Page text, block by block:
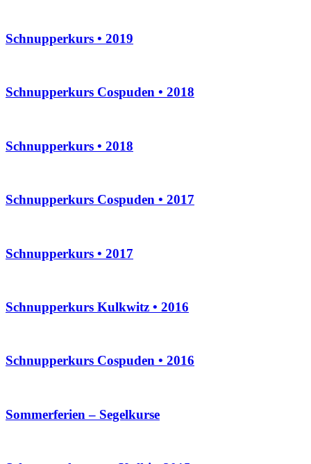
Schnupperkurs • 2019
Schnupperkurs Cospuden • 2018
Schnupperkurs • 2018
Schnupperkurs Cospuden • 2017
Schnupperkurs • 2017
Schnupperkurs Kulkwitz • 2016
Schnupperkurs Cospuden • 2016
Sommerferien – Segelkurse